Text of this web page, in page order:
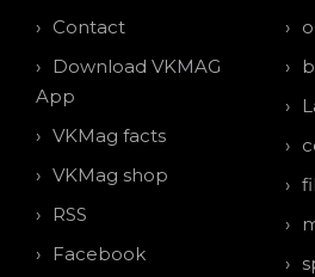
Contact
Download VKMAG
App
VKMag facts
VKMag shop
RSS
Facebook